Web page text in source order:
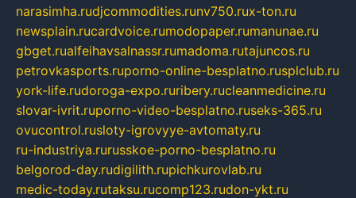
narasimha.rudjcommodities.runv750.rux-ton.ru
newsplain.rucardvoice.rumodopaper.rumanunae.ru
gbget.rualfeihavsalnassr.rumadoma.rutajuncos.ru
petrovkasports.ruporno-online-besplatno.rusplclub.ru
york-life.rudoroga-expo.ruribery.rucleanmedicine.ru
slovar-ivrit.ruporno-video-besplatno.ruseks-365.ru
ovucontrol.rusloty-igrovyye-avtomaty.ru
ru-industriya.rurusskoe-porno-besplatno.ru
belgorod-day.rudigilith.rupichkurovlab.ru
medic-today.rutaksu.rucomp123.rudon-ykt.ru